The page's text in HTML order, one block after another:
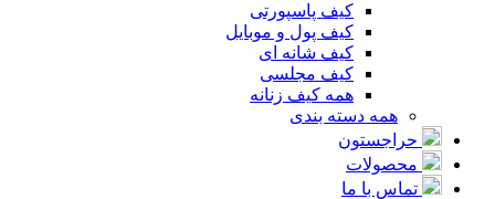
کیف پاسپورتی
کیف پول و موبایل
کیف شانه ای
کیف مجلسی
همه کیف زنانه
همه دسته بندی
حراجستون
محصولات
تماس با ما